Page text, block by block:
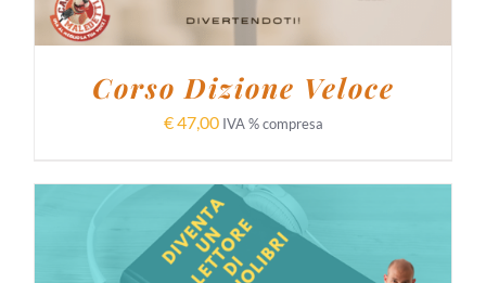
Corso Dizione Veloce
€47,00 IVA % compresa